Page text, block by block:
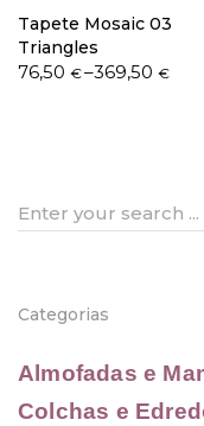
Tapete Mosaic 03
Triangles
76,50 €–369,50€
Price
Search
Categorias
Almofadas e
Colchas e